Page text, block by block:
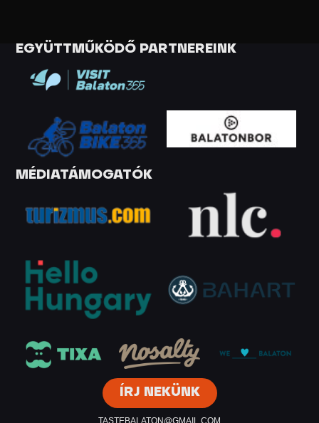
EGYÜTTMŰKÖDŐ PARTNEREINK
MÉDIATÁMOGATÓK
ÍRJ NEKÜNK
TASTEBALATON@GMAIL.COM